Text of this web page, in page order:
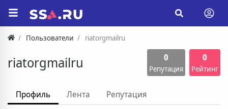
Пользователи riatorgmailru
riatorgmailru 0
Репутация
0
Рейтинг
Профиль Лента Репутация